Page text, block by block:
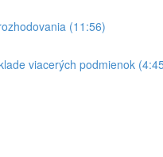
(11:56)
viacerých podmienok